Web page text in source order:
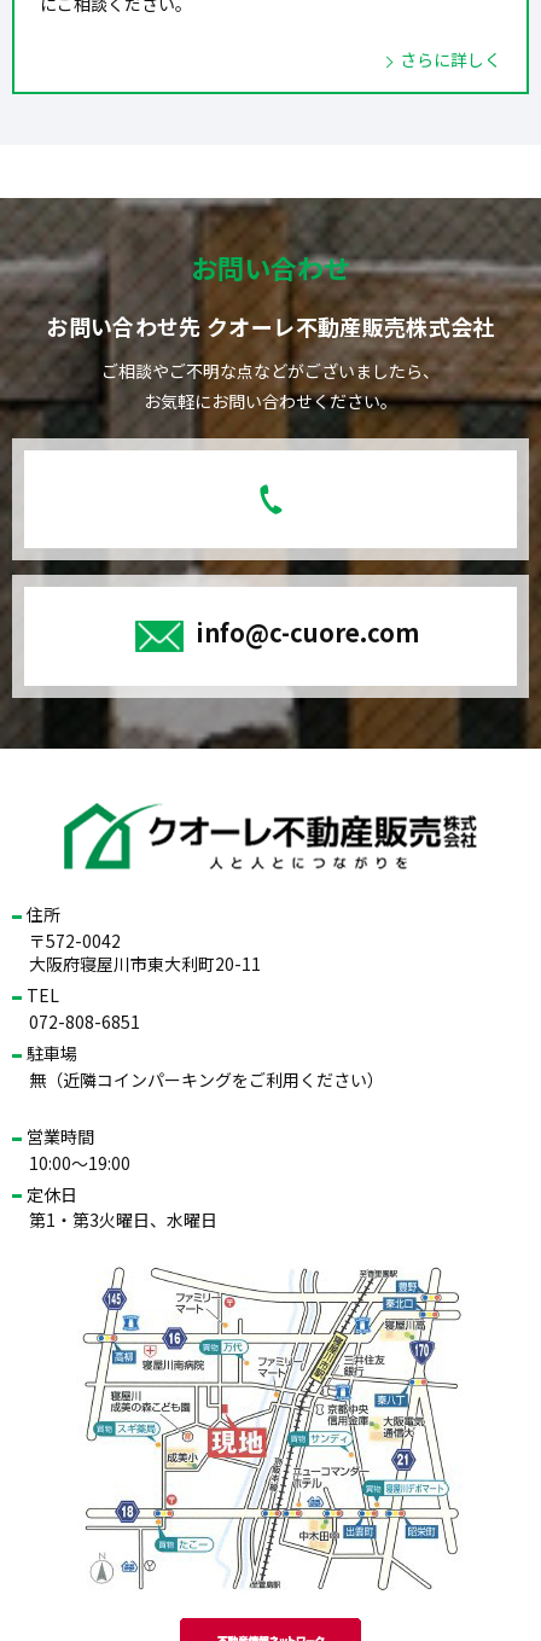
さらに詳しく
お問い合わせ
お問い合わせ先 クオーレ不動産販売株式会社
ご相談やご不明な点などがございましたら、
お気軽にお問い合わせください。
info@c-cuore.com
住所
〒572-0042
大阪府寝屋川市東大利町20-11
TEL
072-808-6851
駐車場
無（近隣コインパーキングをご利用ください）
営業時間
10:00～19:00
定休日
第1・第3火曜日、水曜日